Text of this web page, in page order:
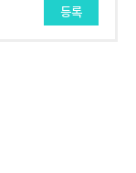
등록